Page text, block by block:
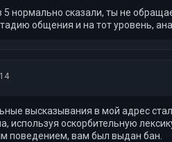
5 нормально сказали, ты не
общения и на тот уровень,
высказывания в мой адрес
используя оскорбительную
поведением, вам был выдан бан.